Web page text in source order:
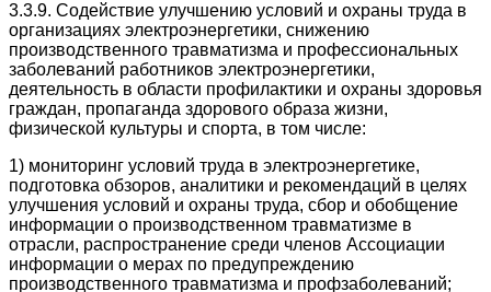
3.3.9. Содействие улучшению условий и охраны труда в
организациях электроэнергетики, снижению
производственного травматизма и профессиональных
заболеваний работников электроэнергетики,
деятельность в области профилактики и охраны здоровья
граждан, пропаганда здорового образа жизни,
физической культуры и спорта, в том числе:
1) мониторинг условий труда в электроэнергетике,
подготовка обзоров, аналитики и рекомендаций в целях
улучшения условий и охраны труда, сбор и обобщение
информации о производственном травматизме в
отрасли, распространение среди членов Ассоциации
информации о мерах по предупреждению
производственного травматизма и профзаболеваний;